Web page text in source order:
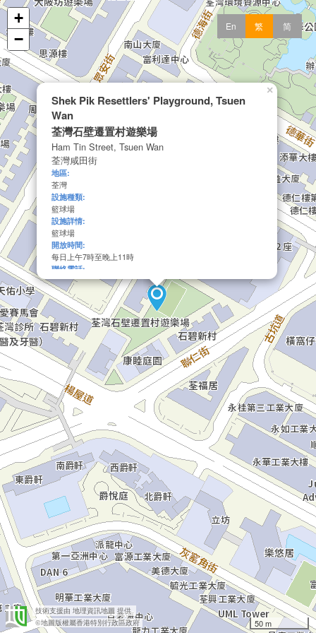
©地圖版權屬香港特別行政區政府
技術支援由 地理資訊地圖 提供
En 繁 简
Shek Pik Resettlers' Playground, Tsuen
Wan
荃灣石壁遷置村遊樂場
Ham Tin Street, Tsuen Wan
荃灣咸田街
地區:
荃灣
設施種類:
籃球場
設施詳情:
籃球場
開放時間:
每日上午7時至晚上11時
聯絡電話:
2212 9752
網頁:
http://www.lcsd.gov.hk/tc/facilities/facilitieslist.html
×
+
−
50 m